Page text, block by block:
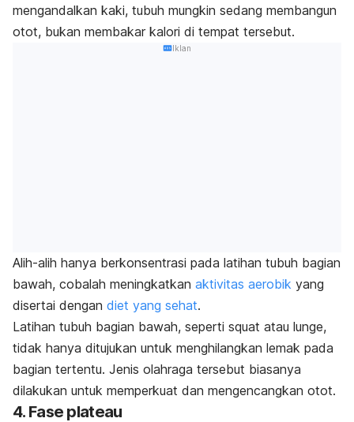
mengandalkan kaki, tubuh mungkin sedang membangun
otot, bukan membakar kalori di tempat tersebut.
Iklan
Alih-alih hanya berkonsentrasi pada latihan tubuh bagian
bawah, cobalah meningkatkan aktivitas aerobik yang
disertai dengan diet yang sehat.
Latihan tubuh bagian bawah, seperti squat atau lunge,
tidak hanya ditujukan untuk menghilangkan lemak pada
bagian tertentu. Jenis olahraga tersebut biasanya
dilakukan untuk memperkuat dan mengencangkan otot.
4. Fase plateau